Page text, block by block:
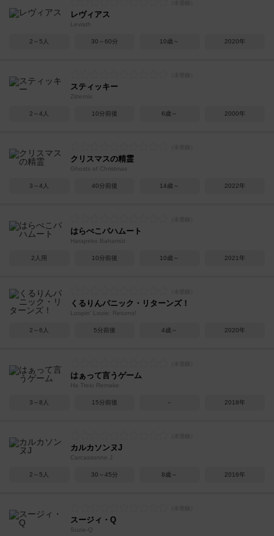
レヴィアス
Leviath
2～5人 30～60分 10歳～ 2020年
スティッキー
Zitternix
2～4人 10分前後 6歳～ 2000年
クリスマスの精霊
Ghosts of Christmas
3～4人 40分前後 14歳～ 2022年
はらぺこバハムート
Harapeko Bahamūt
2人用 10分前後 10歳～ 2021年
くるりんパニック・リターンズ！
Loopin' Louie: Returns!
2～6人 5分前後 4歳～ 2020年
はぁって言うゲーム
Ha Tteiu Remake
3～8人 15分前後 － 2018年
カルカソンヌJ
Carcassonne J
2～5人 30～45分 8歳～ 2016年
スージィ・Q
Suzie-Q